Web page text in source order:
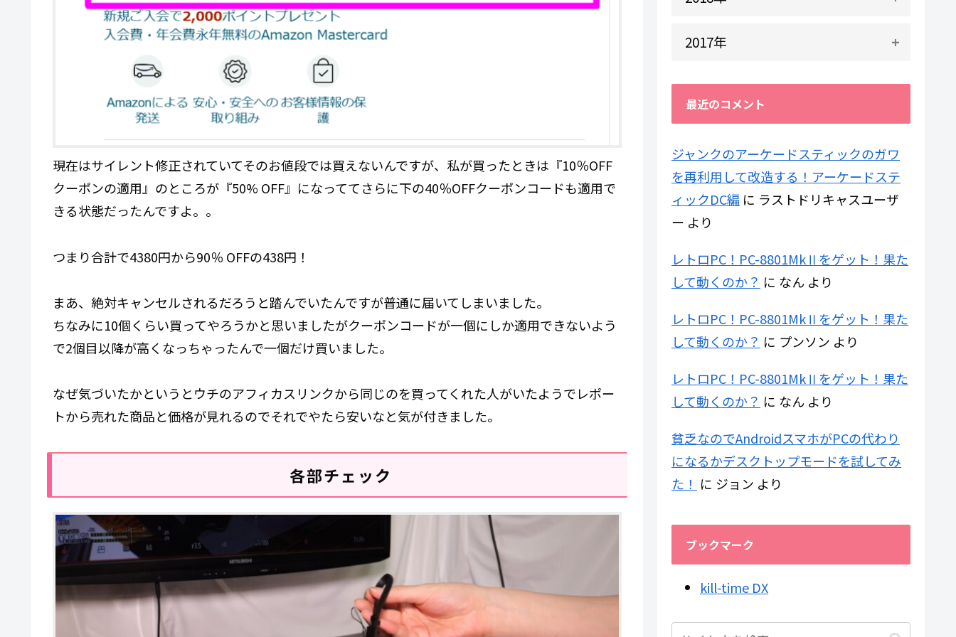
現在はサイレント修正されていてそのお値段では買えないんですが、私が買ったときは『10％OFF
クーポンの適用』のところが『50% OFF』になっててさらに下の40％OFFクーポンコードも適用で
きる状態だったんですよ。。
つまり合計で4380円から90％ OFFの438円！
まあ、絶対キャンセルされるだろうと踏んでいたんですが普通に届いてしまいました。
ちなみに10個くらい買ってやろうかと思いましたがクーポンコードが一個にしか適用できないよう
で2個目以降が高くなっちゃったんで一個だけ買いました。
なぜ気づいたかというとウチのアフィカスリンクから同じのを買ってくれた人がいたようでレポー
トから売れた商品と価格が見れるのでそれでやたら安いなと気が付きました。
各部チェック
2017年
最近のコメント
ジャンクのアーケードスティックのガワ
を再利用して改造する！アーケードステ
ィックDC編 に ラストドリキャスユーザ
ー より
レトロPC！PC-8801MkⅡをゲット！果た
して動くのか？ に なん より
レトロPC！PC-8801MkⅡをゲット！果た
して動くのか？ に プンソン より
レトロPC！PC-8801MkⅡをゲット！果た
して動くのか？ に なん より
貧乏なのでAndroidスマホがPCの代わり
になるかデスクトップモードを試してみ
た！ に ジョン より
ブックマーク
kill-time DX